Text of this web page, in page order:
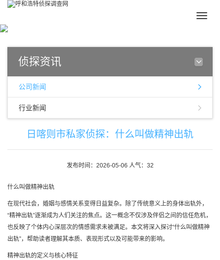
Toggle
侦探资讯
公司新闻
行业新闻
日喀则市私家侦探：什么叫做精神出轨
发布时间：2026-05-06 人气：32
什么叫做精神出轨
在现代社会，婚姻与感情关系变得日益复杂。除了传统意义上的身体出轨外，
“精神出轨”逐渐成为人们关注的焦点。这一概念不仅涉及伴侣之间的信任危机，
也反映了个体内心深层次的情感需求未被满足。本文将深入探讨“什么叫做精神
出轨”，帮助读者理解其本质、表现形式以及可能带来的影响。
精神出轨的定义与核心特征